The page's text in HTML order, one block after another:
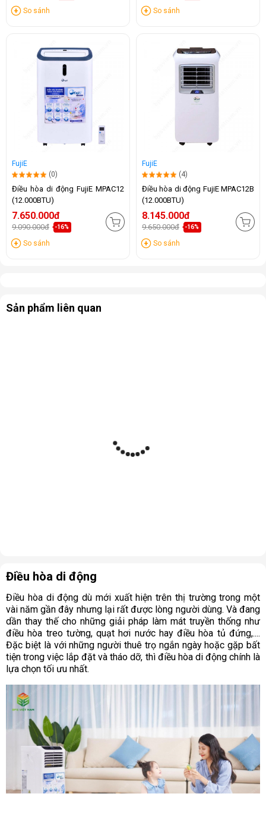
So sánh So sánh
FujiE
(0)
Điều hòa di động FujiE MPAC12
(12.000BTU)
7.650.000đ
9.090.000đ -16%
So sánh
FujiE
(4)
Điều hòa di động FujiE MPAC12B
(12.000BTU)
8.145.000đ
9.650.000đ -16%
So sánh
Sản phẩm liên quan
Điều hòa di động
Điều hòa di động dù mới xuất hiện trên thị trường trong một
vài năm gần đây nhưng lại rất được lòng người dùng. Và đang
dần thay thế cho những giải pháp làm mát truyền thống như
điều hòa treo tường, quạt hơi nước hay điều hòa tủ đứng,....
Đặc biệt là với những người thuê trọ ngắn ngày hoặc gặp bất
tiện trong việc lắp đặt và tháo dỡ, thì điều hòa di động chính là
lựa chọn tối ưu nhất.